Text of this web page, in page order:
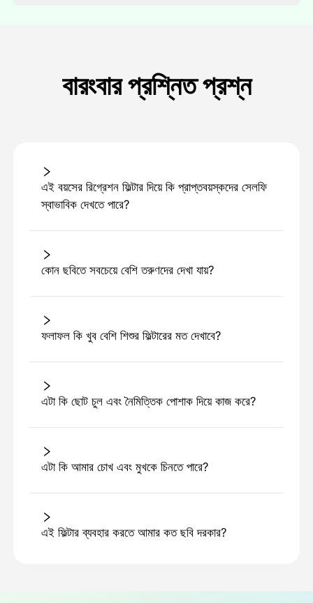
বারংবার প্রশ্নিত প্রশ্ন
এই বয়সের রিগ্রেশন ফিল্টার দিয়ে কি প্রাপ্তবয়স্কদের সেলফি
স্বাভাবিক দেখতে পারে?
কোন ছবিতে সবচেয়ে বেশি তরুণদের দেখা যায়?
ফলাফল কি খুব বেশি শিশুর ফিল্টারের মত দেখাবে?
এটা কি ছোট চুল এবং নৈমিত্তিক পোশাক দিয়ে কাজ করে?
এটা কি আমার চোখ এবং মুখকে চিনতে পারে?
এই ফিল্টার ব্যবহার করতে আমার কত ছবি দরকার?